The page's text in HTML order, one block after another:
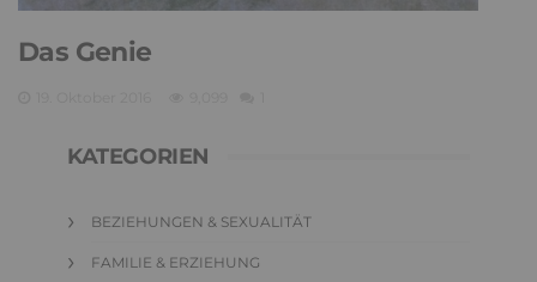
Das Genie
KATEGORIEN
BEZIEHUNGEN & SEXUALITÄT
FAMILIE & ERZIEHUNG